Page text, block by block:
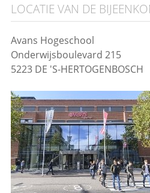
LOCATIE VAN DE
Avans Hogeschool
Onderwijsboulevard 215
5223 DE 'S-HERTOGENBOSCH